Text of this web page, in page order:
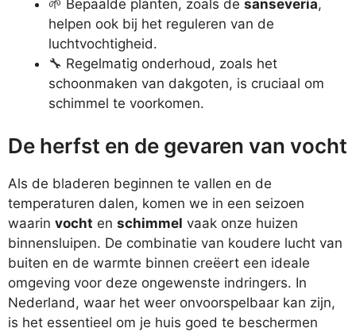
🌱 Bepaalde planten, zoals de sanseveria,
helpen ook bij het reguleren van de
luchtvochtigheid.
🔧 Regelmatig onderhoud, zoals het
schoonmaken van dakgoten, is cruciaal om
schimmel te voorkomen.
De herfst en de gevaren van vocht
Als de bladeren beginnen te vallen en de
temperaturen dalen, komen we in een seizoen
waarin vocht en schimmel vaak onze huizen
binnensluipen. De combinatie van koudere lucht van
buiten en de warmte binnen creëert een ideale
omgeving voor deze ongewenste indringers. In
Nederland, waar het weer onvoorspelbaar kan zijn,
is het essentieel om je huis goed te beschermen